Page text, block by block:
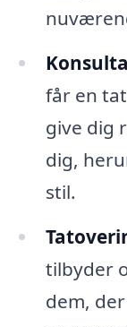
får en
give dig
dig,
stil.
tilbyder
dem,